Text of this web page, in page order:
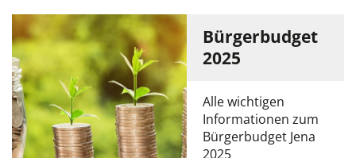
Bürgerbudget
2025
Alle wichtigen
Informationen zum
Bürgerbudget Jena
2025